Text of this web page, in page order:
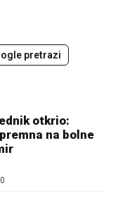
pretrazi
otkrio:
na bolne
0